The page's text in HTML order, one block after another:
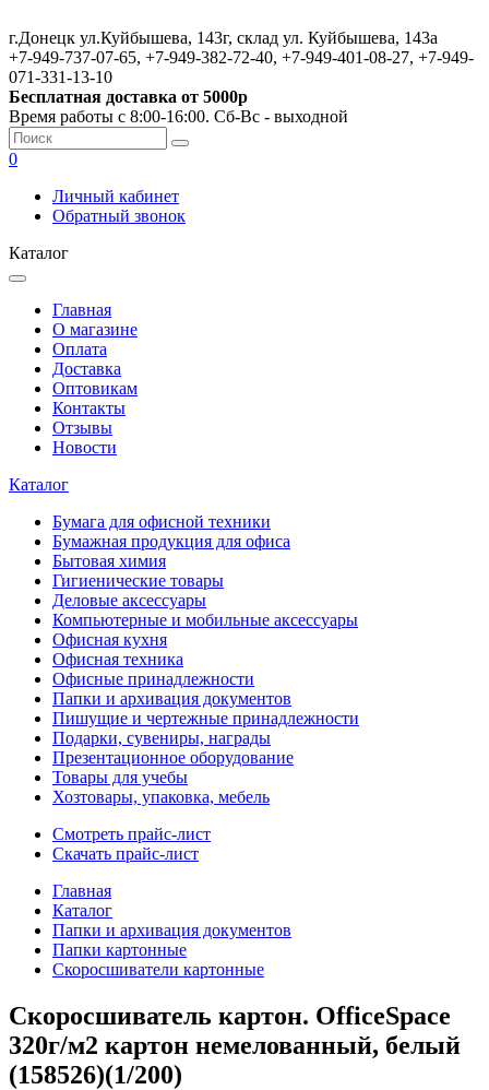
г.Донецк ул.Куйбышева, 143г, склад ул. Куйбышева, 143а
+7-949-737-07-65, +7-949-382-72-40, +7-949-401-08-27, +7-949-
071-331-13-10
Бесплатная доставка от 5000р
Время работы с 8:00-16:00. Сб-Вс - выходной
0
Личный кабинет
Обратный звонок
Каталог
Главная
О магазине
Оплата
Доставка
Оптовикам
Контакты
Отзывы
Новости
Каталог
Бумага для офисной техники
Бумажная продукция для офиса
Бытовая химия
Гигиенические товары
Деловые аксессуары
Компьютерные и мобильные аксессуары
Офисная кухня
Офисная техника
Офисные принадлежности
Папки и архивация документов
Пишущие и чертежные принадлежности
Подарки, сувениры, награды
Презентационное оборудование
Товары для учебы
Хозтовары, упаковка, мебель
Смотреть прайс-лист
Скачать прайс-лист
Главная
Каталог
Папки и архивация документов
Папки картонные
Скоросшиватели картонные
Скоросшиватель картон. OfficeSpace
320г/м2 картон немелованный, белый
(158526)(1/200)